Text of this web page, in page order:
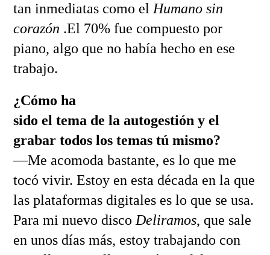
tan inmediatas como el Humano sin
corazón .El 70% fue compuesto por
piano, algo que no había hecho en ese
trabajo.
¿Cómo ha
sido el tema de la autogestión y el
grabar todos los temas tú mismo?
—Me acomoda bastante, es lo que me
tocó vivir. Estoy en esta década en la que
las plataformas digitales es lo que se usa.
Para mi nuevo disco Deliramos, que sale
en unos días más, estoy trabajando con